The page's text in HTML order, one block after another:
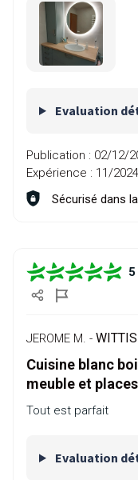
Evaluation
Publication : 02/12/
Expérience : 11/2024
Sécurisé dans
5
JEROME M. -
Cuisine blanc
meuble et
Tout est parfait
Evaluation